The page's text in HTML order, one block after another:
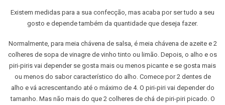
Existem medidas para a sua confecção, mas acaba por ser tudo a seu
gosto e depende também da quantidade que deseja fazer.
Normalmente, para meia chávena de salsa, é meia chávena de azeite e 2
colheres de sopa de vinagre de vinho tinto ou limão. Depois, o alho e os
piri-piris vai depender se gosta mais ou menos picante e se gosta mais
ou menos do sabor característico do alho. Comece por 2 dentes de
alho e vá acrescentando até o máximo de 4. O piri-piri vai depender do
tamanho. Mas não mais do que 2 colheres de chá de piri-piri picado. O